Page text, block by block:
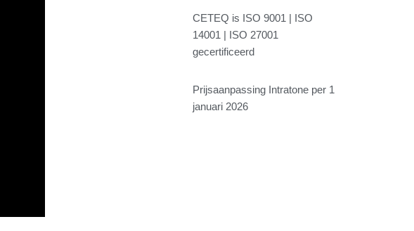
CETEQ is ISO 9001 | ISO
14001 | ISO 27001
gecertificeerd
Prijsaanpassing Intratone per 1
januari 2026